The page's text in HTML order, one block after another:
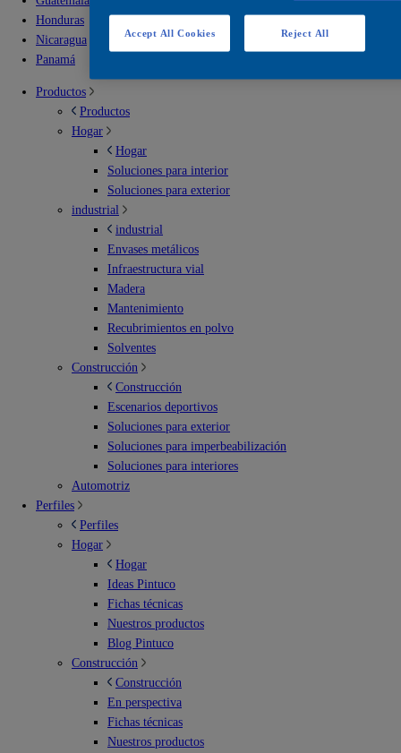
Honduras
Nicaragua
Panamá
Productos
Productos
Hogar
Hogar
Soluciones para interior
Soluciones para exterior
industrial
industrial
Envases metálicos
Infraestructura vial
Madera
Mantenimiento
Recubrimientos en polvo
Solventes
Construcción
Construcción
Escenarios deportivos
Soluciones para exterior
Soluciones para imperbeabilización
Soluciones para interiores
Automotriz
Perfiles
Perfiles
Hogar
Hogar
Ideas Pintuco
Fichas técnicas
Nuestros productos
Blog Pintuco
Construcción
Construcción
En perspectiva
Fichas técnicas
Nuestros productos
Reject All
Accept All Cookies